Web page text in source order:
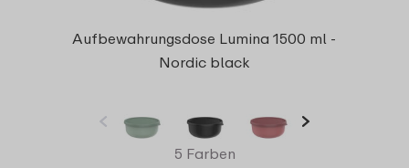
Aufbewahrungsdose Lumina 1500 ml -
Nordic black
5 Farben